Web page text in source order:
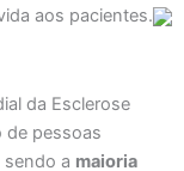
aos pacientes.
da Esclerose
de pessoas
a maioria